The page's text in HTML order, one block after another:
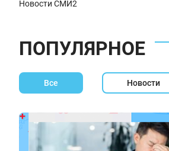
Новости СМИ2
ПОПУЛЯРНОЕ
Все Новости